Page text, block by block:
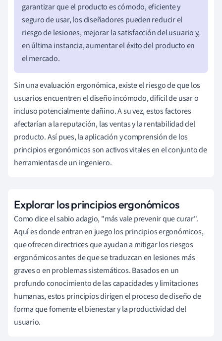
garantizar que el producto es cómodo, eficiente y
seguro de usar, los diseñadores pueden reducir el
riesgo de lesiones, mejorar la satisfacción del usuario y,
en última instancia, aumentar el éxito del producto en
el mercado.
Sin una evaluación ergonómica, existe el riesgo de que los
usuarios encuentren el diseño incómodo, difícil de usar o
incluso potencialmente dañino. A su vez, estos factores
afectarían a la reputación, las ventas y la rentabilidad del
producto. Así pues, la aplicación y comprensión de los
principios ergonómicos son activos vitales en el conjunto de
herramientas de un ingeniero.
Explorar los principios ergonómicos
Como dice el sabio adagio, "más vale prevenir que curar".
Aquí es donde entran en juego los principios ergonómicos,
que ofrecen directrices que ayudan a mitigar los riesgos
ergonómicos antes de que se traduzcan en lesiones más
graves o en problemas sistemáticos. Basados en un
profundo conocimiento de las capacidades y limitaciones
humanas, estos principios dirigen el proceso de diseño de
forma que fomente el bienestar y la productividad del
usuario.